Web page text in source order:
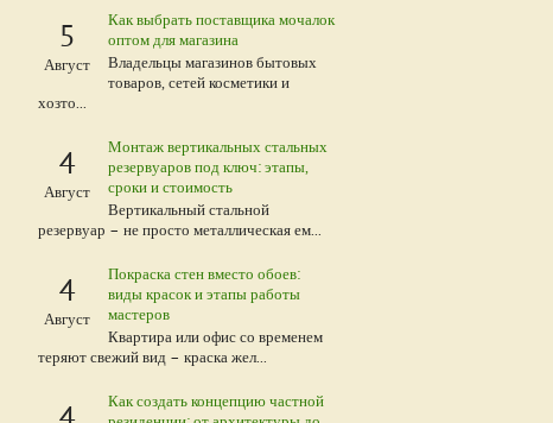
5
Август
Как выбрать поставщика мочалок
оптом для магазина
Владельцы магазинов бытовых
товаров, сетей косметики и
хозто...
4
Август
Монтаж вертикальных стальных
резервуаров под ключ: этапы,
сроки и стоимость
Вертикальный стальной
резервуар – не просто металлическая ем...
4
Август
Покраска стен вместо обоев:
виды красок и этапы работы
мастеров
Квартира или офис со временем
теряют свежий вид – краска жел...
Как создать концепцию частной